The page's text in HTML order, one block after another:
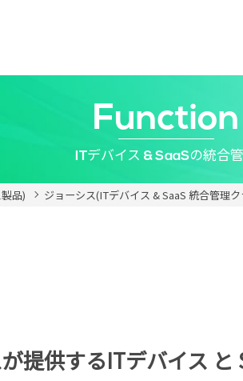
Function
ITデバイス & SaaSの統合
品) ジョーシス(ITデバイス & SaaS 統合管理
提供するITデバイス